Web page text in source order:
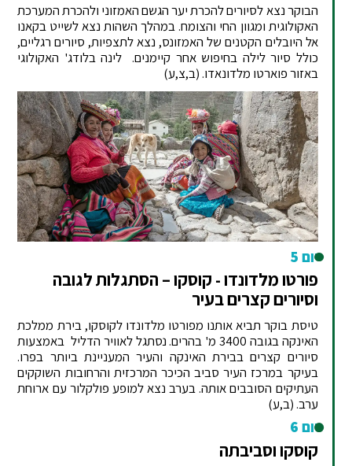
הבוקר נצא לסיורים להכרת יער הגשם האמזוני ולהכרת המערכת
האקולוגית ומגוון החי והצומח. במהלך השהות נצא לשייט בקאנו
אל היובלים הקטנים של האמזונס, נצא לתצפיות, סיורים רגליים,
כולל סיור לילה בחיפוש אחר קיימנים. לינה בלודג' האקולוגי
באזור פוארטו מלדונאדו. (ב,צ,ע)
יום 5
פורטו מלדונדו - קוסקו – הסתגלות לגובה
וסיורים קצרים בעיר
טיסת בוקר תביא אותנו מפורטו מלדונדו לקוסקו, בירת ממלכת
האינקה בגובה 3400 מ' בהרים. נסתגל לאוויר הדליל באמצעות
סיורים קצרים בבירת האינקה והעיר המעניינת ביותר בפרו.
בעיקר במרכז העיר סביב הכיכר המרכזית והרחובות השוקקים
העתיקים הסובבים אותה. בערב נצא למופע פולקלור עם ארוחת
ערב. (ב,ע)
יום 6
קוסקו וסביבתה